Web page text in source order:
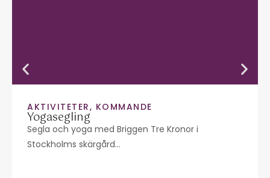
AKTIVITETER, KOMMANDE
Yogasegling
Segla och yoga med Briggen Tre Kronor i
Stockholms skärgård…